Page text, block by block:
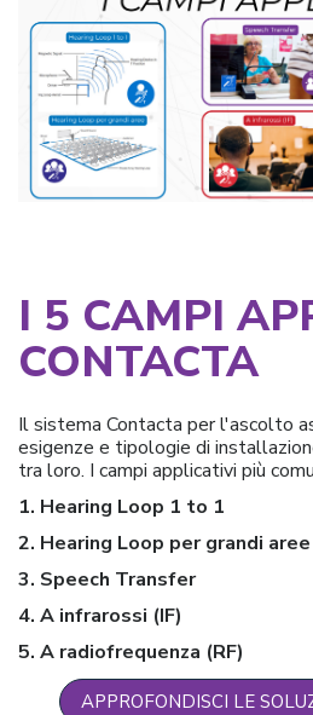
I 5 CAMPI
CONTACTA
Il sistema Contacta per l'ascolto
esigenze e tipologie di
tra loro. I campi applicativi più
1. Hearing Loop 1 to 1
2. Hearing Loop per grandi aree
3. Speech Transfer
4. A infrarossi (IF)
5. A radiofrequenza (RF)
APPROFONDISCI LE